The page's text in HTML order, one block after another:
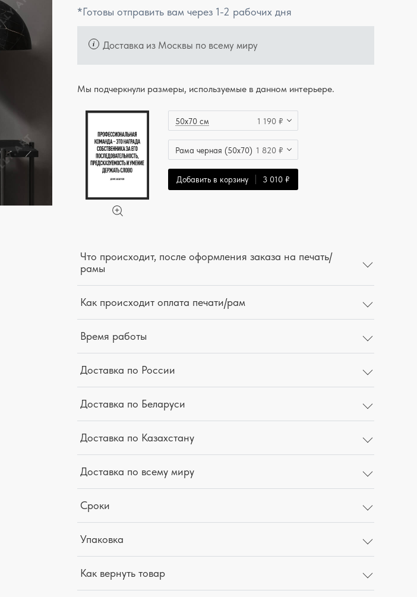
*Готовы отправить вам через 1-2 рабочих дня
Доставка из Москвы по всему миру
Мы подчеркнули размеры, используемые в данном интерьере.
50x70 см 1 190 ₽
Рама черная (50x70) 1 820 ₽
Добавить в корзину 3 010 ₽
Что происходит, после оформления заказа на печать/
рамы
Как происходит оплата печати/рам
Время работы
Доставка по России
Доставка по Беларуси
Доставка по Казахстану
Доставка по всему миру
Сроки
Упаковка
Как вернуть товар